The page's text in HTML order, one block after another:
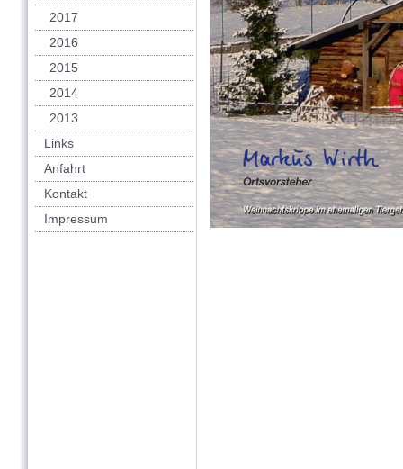
2017
2016
2015
2014
2013
Links
Anfahrt
Kontakt
Impressum